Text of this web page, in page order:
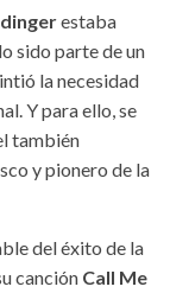
estaba
sido parte de un
la necesidad
Y para ello, se
también
y pionero de la
del éxito de la
canción Call Me